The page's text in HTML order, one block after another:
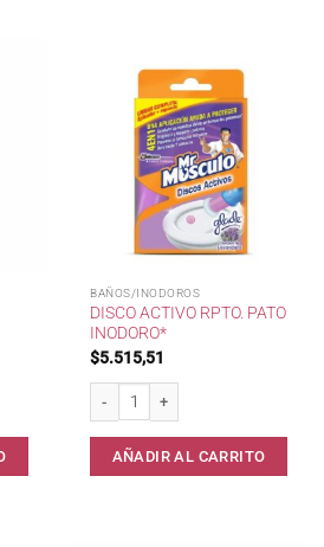
. cantidad
BAÑOS/INODOROS
DISCO ACTIVO RPTO. PATO
INODORO*
$5.515,51
Disco Activo Rpto. PATO Inodoro*
AÑADIR AL CARRITO